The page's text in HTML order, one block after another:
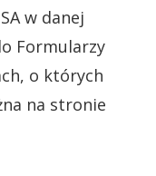
w danej
Formularzy
o których
na stronie